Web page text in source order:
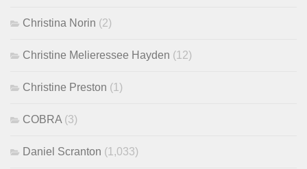
Christina Norin (2)
Christine Melieressee Hayden (12)
Christine Preston (1)
COBRA (3)
Daniel Scranton (1,033)